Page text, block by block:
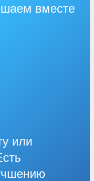
вместе
или